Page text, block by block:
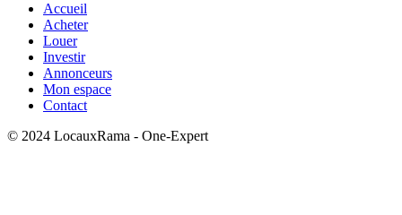
Accueil
Acheter
Louer
Investir
Annonceurs
Mon espace
Contact
© 2024 LocauxRama - One-Expert